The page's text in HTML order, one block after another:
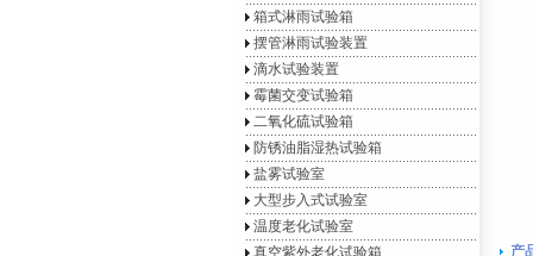
箱式淋雨试验箱
摆管淋雨试验装置
滴水试验装置
霉菌交变试验箱
二氧化硫试验箱
防锈油脂湿热试验箱
盐雾试验室
大型步入式试验室
温度老化试验室
真空紫外老化试验箱
产